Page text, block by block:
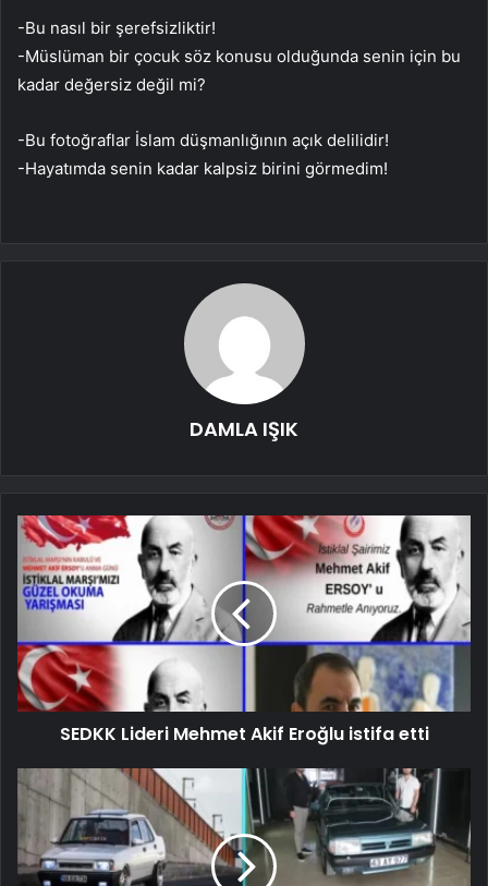
-Bu nasıl bir şerefsizliktir!
-Müslüman bir çocuk söz konusu olduğunda senin için bu
kadar değersiz değil mi?
-Bu fotoğraflar İslam düşmanlığının açık delilidir!
-Hayatımda senin kadar kalpsiz birini görmedim!
DAMLA IŞIK
SEDKK Lideri Mehmet Akif Eroğlu istifa etti